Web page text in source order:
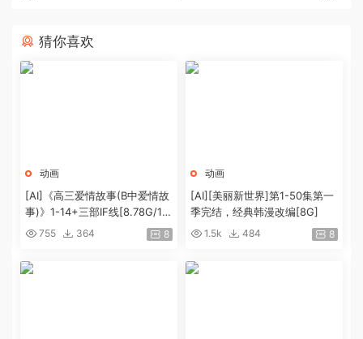
猜你喜欢
动画
[AI]《高三爱情故事(B中爱情故
事)》1-14+三部IF线[8.78G/17
V] 755 364 8
动画
[AI][美丽新世界]第1-50集第一
季完结，经典韩漫改编[8G]
1.5k 484 8